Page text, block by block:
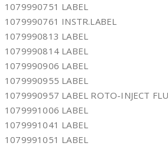
1079990751 LABEL
1079990761 INSTR.LABEL
1079990813 LABEL
1079990814 LABEL
1079990906 LABEL
1079990955 LABEL
1079990957 LABEL ROTO-INJECT
1079991006 LABEL
1079991041 LABEL
1079991051 LABEL